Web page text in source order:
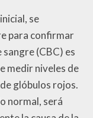
se
para confirmar
(CBC) es
medir niveles de
glóbulos rojos.
normal, será